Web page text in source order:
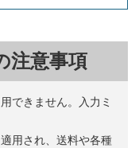
注意事項
できません。入力ミ
用され、送料や各種